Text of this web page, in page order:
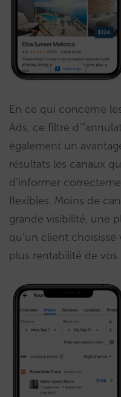
En ce qui concerne
Ads, ce filtre
également un
résultats les canaux
d’informer
flexibles. Moins de
grande visibilité, une
qu’un client
plus rentabilité de vos